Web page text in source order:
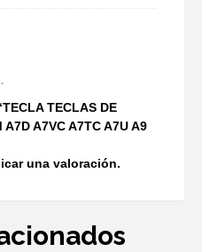
TECLAS DE
A7VC A7TC A7U A9
una valoración.